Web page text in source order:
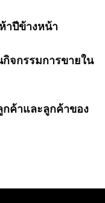
าปีข้างหน้า
จกรรมการขายใน
ค้าและลูกค้าของ